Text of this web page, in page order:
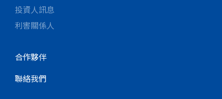
投資人訊息
利害關係人
合作夥伴
聯絡我們